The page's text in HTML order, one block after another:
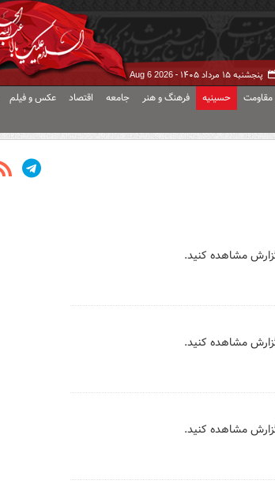
پنجشنبه ۱۵ مرداد ۱۴۰۵ - Aug 6 2026
مقاومت حسینیه فرهنگ و هنر جامعه اقتصاد عکس و فیلم